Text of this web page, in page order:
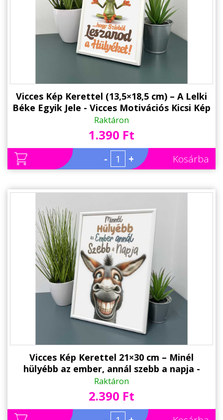
Vicces Kép Kerettel (13,5×18,5 cm) – A Lelki
Béke Egyik Jele - Vicces Motivációs Kicsi Kép
Falra és Asztalra is Helyezhető Kép
Raktáron
1.390 Ft
- + Kosárba
Vicces Kép Kerettel 21×30 cm – Minél
hülyébb az ember, annál szebb a napja -
Humoros Motivációs Kép
Raktáron
2.390 Ft